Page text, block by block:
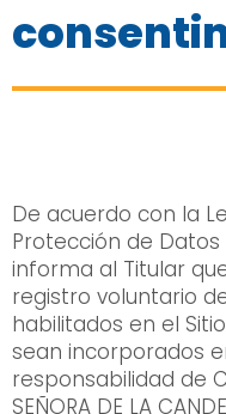
De acuerdo con la
Protección de
informa al Titular
registro voluntario
habilitados en el
sean incorporados
responsabilidad de
SEÑORA DE LA